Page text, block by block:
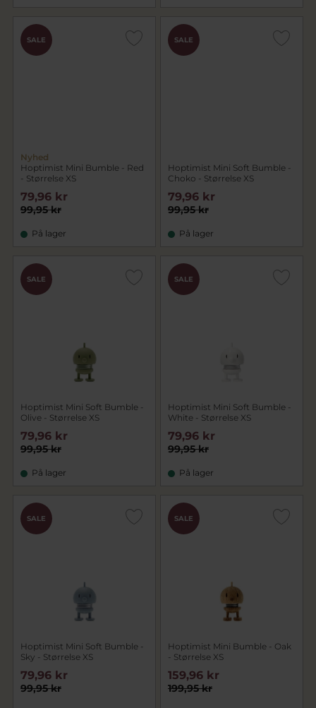
SALE
Nyhed
Hoptimist Mini Bumble - Red
- Størrelse XS
99,95 kr
79,96 kr
På lager
SALE
Hoptimist Mini Soft Bumble -
Choko - Størrelse XS
99,95 kr
79,96 kr
På lager
SALE
Hoptimist Mini Soft Bumble -
Olive - Størrelse XS
99,95 kr
79,96 kr
På lager
SALE
Hoptimist Mini Soft Bumble -
White - Størrelse XS
99,95 kr
79,96 kr
På lager
SALE
Hoptimist Mini Soft Bumble -
Sky - Størrelse XS
99,95 kr
79,96 kr
SALE
Hoptimist Mini Bumble - Oak
- Størrelse XS
199,95 kr
159,96 kr